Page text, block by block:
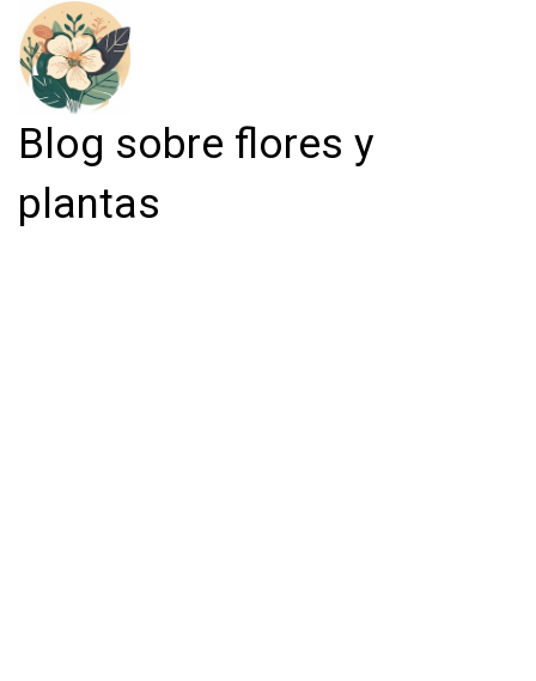
Blog sobre flores y
plantas